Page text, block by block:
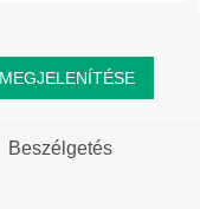
Beszélgetés